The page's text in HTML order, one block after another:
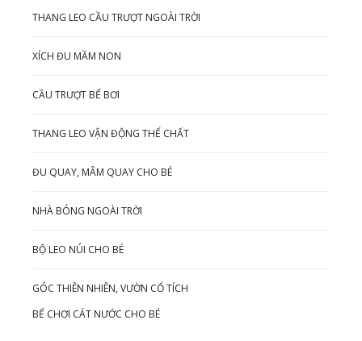
THANG LEO CẦU TRƯỢT NGOÀI TRỜI
XÍCH ĐU MẦM NON
CẦU TRƯỢT BỂ BƠI
THANG LEO VẬN ĐỘNG THỂ CHẤT
ĐU QUAY, MÂM QUAY CHO BÉ
NHÀ BÓNG NGOÀI TRỜI
BỘ LEO NÚI CHO BÉ
GÓC THIÊN NHIÊN, VƯỜN CỔ TÍCH
BỂ CHƠI CÁT NƯỚC CHO BÉ